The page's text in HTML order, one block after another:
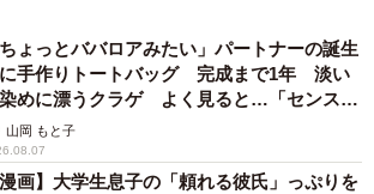
ちょっとババロアみたい」パートナーの誕生
に手作りトートバッグ 完成まで1年 淡い
めに漂うクラゲ よく見ると…「センスす
」
山岡 もと子
漫画】大学生息子の「頼れる彼氏」っぷりを